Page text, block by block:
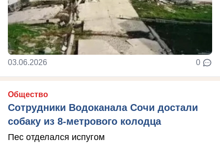
03.06.2026 0
Общество
Сотрудники Водоканала Сочи достали
собаку из 8-метрового колодца
Пес отделался испугом